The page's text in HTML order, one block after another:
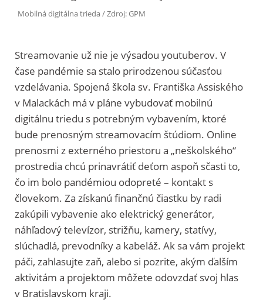
Mobilná digitálna trieda / Zdroj: GPM
Streamovanie už nie je výsadou youtuberov. V
čase pandémie sa stalo prirodzenou súčasťou
vzdelávania. Spojená škola sv. Františka Assiského
v Malackách má v pláne vybudovať mobilnú
digitálnu triedu s potrebným vybavením, ktoré
bude prenosným streamovacím štúdiom. Online
prenosmi z externého priestoru a „neškolského“
prostredia chcú prinavrátiť deťom aspoň sčasti to,
čo im bolo pandémiou odopreté – kontakt s
človekom. Za získanú finančnú čiastku by radi
zakúpili vybavenie ako elektrický generátor,
náhľadový televízor, strižňu, kamery, statívy,
slúchadlá, prevodníky a kabeláž. Ak sa vám projekt
páči, zahlasujte zaň, alebo si pozrite, akým ďalším
aktivitám a projektom môžete odovzdať svoj hlas
v Bratislavskom kraji.